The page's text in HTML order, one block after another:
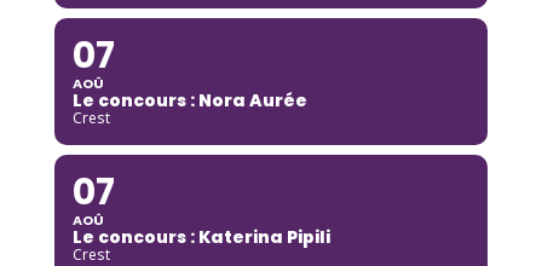
07
AOÛ
Le concours : Nora Aurée
Crest
07
AOÛ
Le concours : Katerina Pipili
Crest